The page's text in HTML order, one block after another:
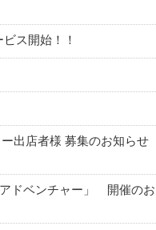
ス開始！！
出店者様 募集のお知らせ
アドベンチャー」 開催のお